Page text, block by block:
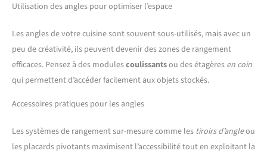
Utilisation des angles pour optimiser l’espace
Les angles de votre cuisine sont souvent sous-utilisés, mais avec un
peu de créativité, ils peuvent devenir des zones de rangement
efficaces. Pensez à des modulescoulissantsou des étagères en coin
qui permettent d’accéder facilement aux objets stockés.
Accessoires pratiques pour les angles
Les systèmes de rangement sur-mesure comme les tiroirs d’angleou
les placards pivotants maximisent l’accessibilité tout en exploitant la